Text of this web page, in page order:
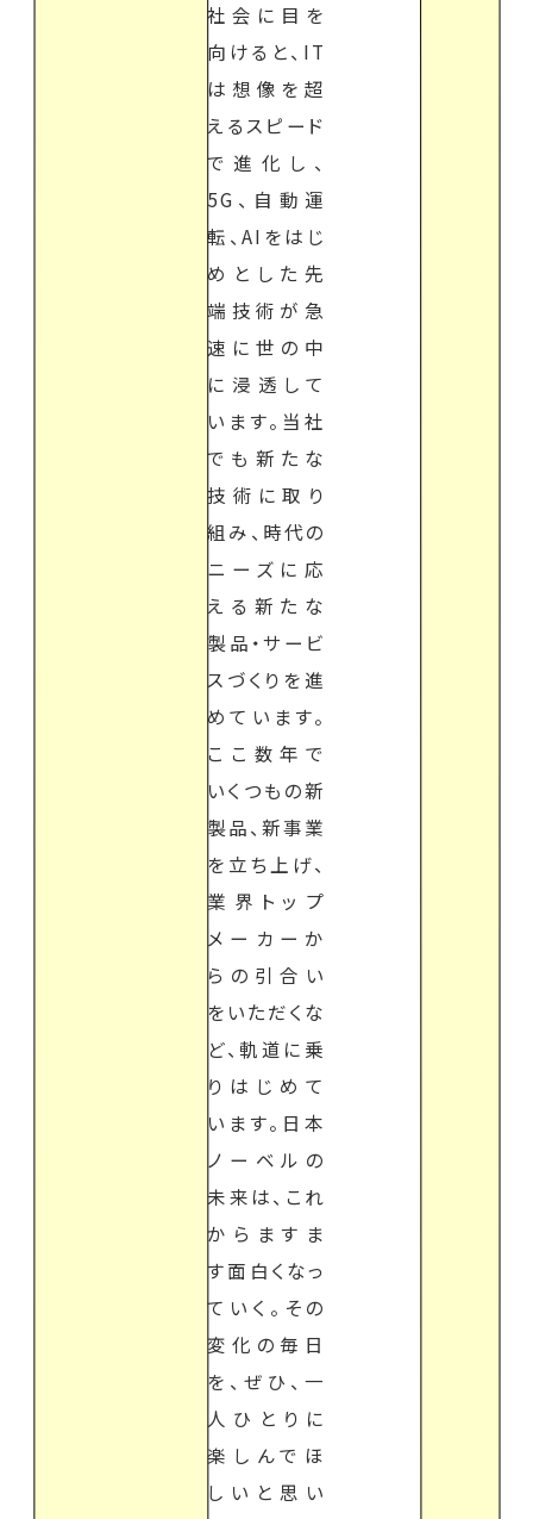
社会に目を
向けると、IT
は想像を超
えるスピード
で進化し、
5G、自動運
転、AIをはじ
めとした先
端技術が急
速に世の中
に浸透して
います。当社
でも新たな
技術に取り
組み、時代の
ニーズに応
える新たな
製品・サービ
スづくりを進
めています。
ここ数年で
いくつもの新
製品、新事業
を立ち上げ、
業界トップ
メーカーか
らの引合い
をいただくな
ど、軌道に乗
りはじめて
います。日本
ノーベルの
未来は、これ
からますま
す面白くなっ
ていく。その
変化の毎日
を、ぜひ、一
人ひとりに
楽しんでほ
しいと思い